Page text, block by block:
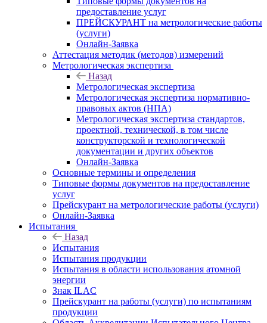
предоставление услуг
ПРЕЙСКУРАНТ на метрологические работы
(услуги)
Онлайн-Заявка
Аттестация методик (методов) измерений
Метрологическая экспертиза
Назад
Метрологическая экспертиза
Метрологическая экспертиза нормативно-
правовых актов (НПА)
Метрологическая экспертиза стандартов,
проектной, технической, в том числе
конструкторской и технологической
документации и других объектов
Онлайн-Заявка
Основные термины и определения
Типовые формы документов на предоставление
услуг
Прейскурант на метрологические работы (услуги)
Онлайн-Заявка
Испытания
Назад
Испытания
Испытания продукции
Испытания в области использования атомной
энергии
Знак ILAC
Прейскурант на работы (услуги) по испытаниям
продукции